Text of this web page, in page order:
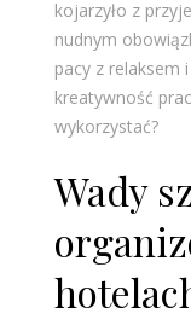
kojarzyło z
nudnym
pacy z relaksem
kreatywność
wykorzystać?
Wady